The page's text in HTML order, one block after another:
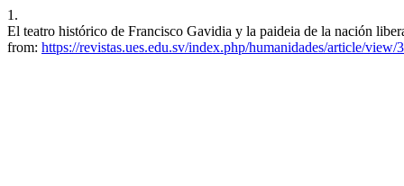
1.
El teatro histórico de Francisco Gavidia y la paideia de la nación
from: https://revistas.ues.edu.sv/index.php/humanidades/article/view/